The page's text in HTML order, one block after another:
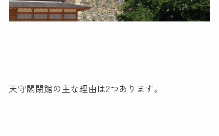
天守閣閉館の主な理由は2つあります。